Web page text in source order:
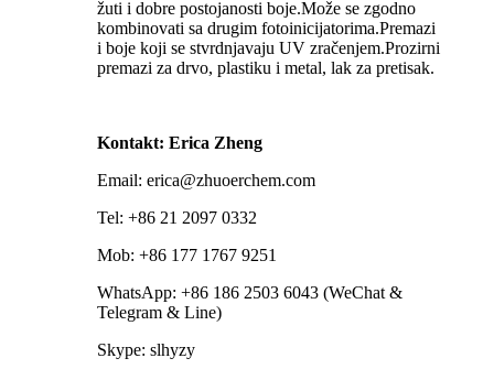
žuti i dobre postojanosti boje.Može se zgodno
kombinovati sa drugim fotoinicijatorima.Premazi
i boje koji se stvrdnjavaju UV zračenjem.Prozirni
premazi za drvo, plastiku i metal, lak za pretisak.
Kontakt: Erica Zheng
Email: erica@zhuoerchem.com
Tel: +86 21 2097 0332
Mob: +86 177 1767 9251
WhatsApp: +86 186 2503 6043 (WeChat &
Telegram & Line)
Skype: slhyzy